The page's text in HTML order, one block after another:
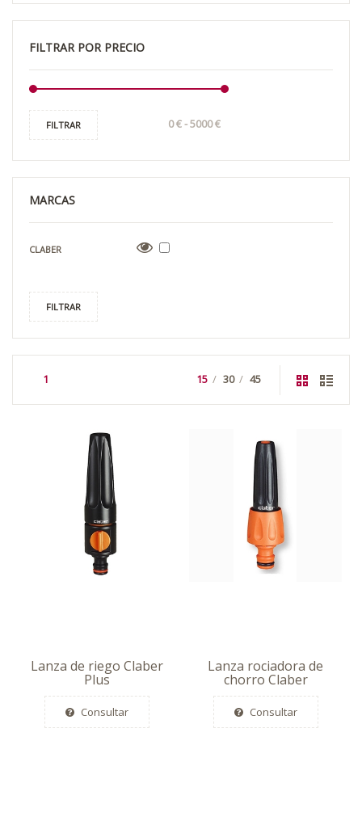
FILTRAR POR PRECIO
FILTRAR
MARCAS
CLABER
FILTRAR
15 30 45
1
Lanza de riego Claber
Plus
Consultar
Lanza rociadora de
chorro Claber
Consultar